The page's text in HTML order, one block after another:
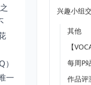
一
兴趣小组
其他
【
每周P
作品评